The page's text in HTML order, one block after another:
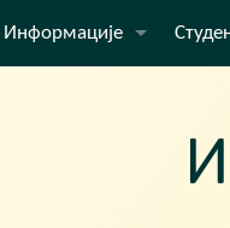
сарадници
Информације